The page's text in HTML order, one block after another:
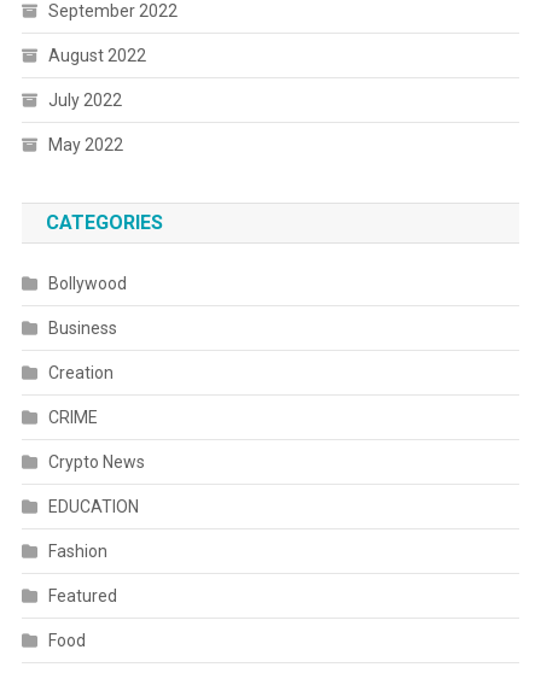
September 2022
August 2022
July 2022
May 2022
CATEGORIES
Bollywood
Business
Creation
CRIME
Crypto News
EDUCATION
Fashion
Featured
Food